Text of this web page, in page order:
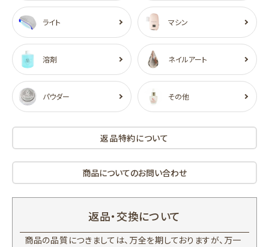
ライト マシン
溶剤 ネイルアート
パウダー その他
返品特約について
商品についてのお問い合わせ
返品・交換について
商品の品質につきましては、万全を期しておりますが、万一